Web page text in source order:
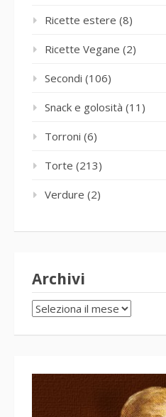
Ricette estere (8)
Ricette Vegane (2)
Secondi (106)
Snack e golosità (11)
Torroni (6)
Torte (213)
Verdure (2)
Archivi
Archivi